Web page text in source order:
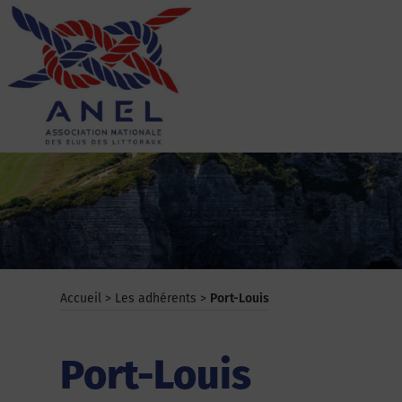
Aller
contenu
ANEL
Accueil > Les adhérents > Port-Louis
Port-Louis